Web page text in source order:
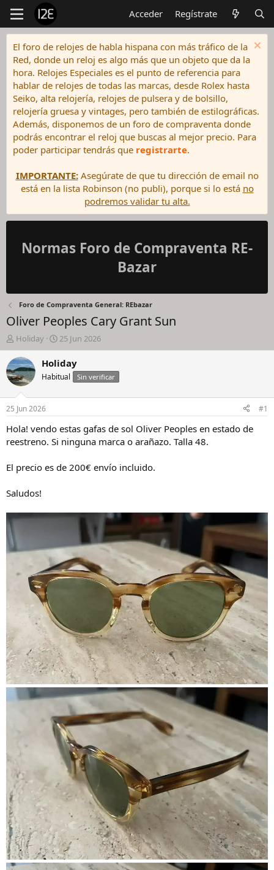
Acceder Regístrate
El foro de relojes de habla hispana con más tráfico de la
Red, donde un reloj es algo más que un objeto que da la
hora. Relojes Especiales es el punto de referencia para
hablar de relojes de todas las marcas, desde Rolex hasta
Seiko, alta relojería, relojes de pulsera y de bolsillo,
relojería gruesa y vintages, pero también de estilográficas.
Además, disponemos de un foro de compraventa donde
podrás encontrar el reloj que buscas al mejor precio. Para
poder participar tendrás que registrarte.
IMPORTANTE:Asegúrate de que tu dirección de email no
está en la lista Robinson (no publi), porque si lo está no
podremos validar tu alta.
Normas Foro de Compraventa RE-
Bazar
Foro de Compraventa General: REbazar
Oliver Peoples Cary Grant Sun
I
n
i
c
i
a
d
o
r
e
h
l
Holiday
F
e
c
a
i
n
c
o
25 Jun 2026
Holiday
Habitual Sin verificar
25 Jun 2026 #1
Hola! vendo estas gafas de sol Oliver Peoples en estado de
reestreno. Si ninguna marca o arañazo. Talla 48.
El precio es de 200€ envío incluido.
Saludos!